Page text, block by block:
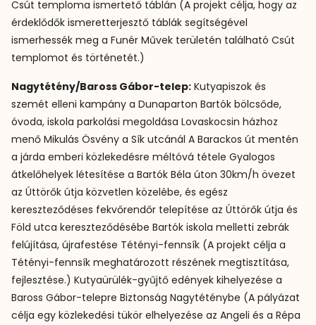
Csút temploma ismertető táblán (A projekt célja, hogy az
érdeklődők ismeretterjesztő táblák segítségével
ismerhessék meg a Funér Művek területén található Csút
templomot és történetét.)
Nagytétény/Baross Gábor-telep: Kutyapiszok és
szemét elleni kampány a Dunaparton Bartók bölcsőde,
óvoda, iskola parkolási megoldása Lovaskocsin házhoz
menő Mikulás Ösvény a Sík utcánál A Barackos út mentén
a járda emberi közlekedésre méltóvá tétele Gyalogos
átkelőhelyek létesítése a Bartók Béla úton 30km/h övezet
az Úttörők útja közvetlen közelébe, és egész
kereszteződéses fekvőrendőr telepítése az Úttörők útja és
Föld utca kereszteződésébe Bartók iskola melletti zebrák
felújítása, újrafestése Tétényi-fennsík (A projekt célja a
Tétényi-fennsík meghatározott részének megtisztítása,
fejlesztése.) Kutyaürülék-gyűjtő edények kihelyezése a
Baross Gábor-telepre Biztonság Nagytéténybe (A pályázat
célja egy közlekedési tükör elhelyezése az Angeli és a Répa